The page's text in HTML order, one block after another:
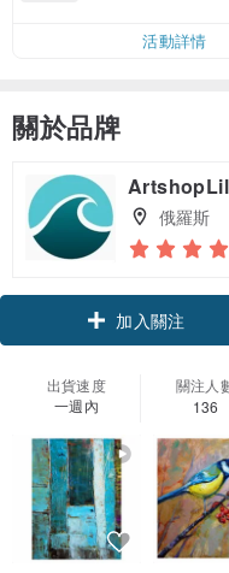
活動詳情
關於品牌
俄羅斯
加入關注
出貨速度
一週內
關注人
136